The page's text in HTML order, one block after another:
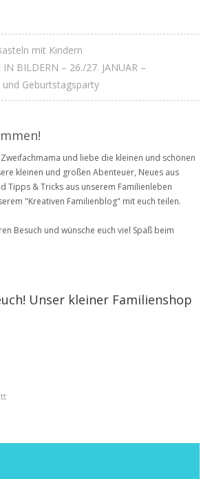
mit Kindern
BILDERN – 26./27. JANUAR –
Geburtstagsparty
und liebe die kleinen und schönen
kleinen und großen Abenteuer, Neues aus
Tipps & Tricks aus unserem Familienleben
"Kreativen Familienblog" mit euch teilen.
Besuch und wünsche euch viel Spaß beim
Unser kleiner Familienshop